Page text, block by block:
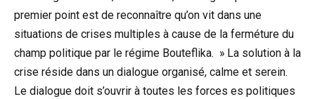
premier point est de reconnaître qu’on vit dans une
situations de crises multiples à cause de la ferméture du
champ politique par le régime Bouteflika. » La solution à la
crise réside dans un dialogue organisé, calme et serein.
Le dialogue doit s’ouvrir à toutes les forces es politiques